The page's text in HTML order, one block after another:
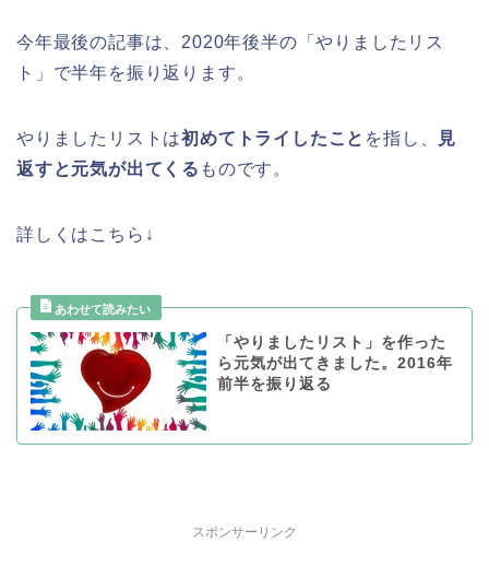
今年最後の記事は、2020年後半の「やりましたリス
ト」で半年を振り返ります。
やりましたリストは初めてトライしたこと を指し、
見
返すと元気が出てくる ものです。
詳しくはこちら↓
「やりましたリスト」を作った
ら元気が出てきました。2016年
前半を振り返る
スポンサーリンク